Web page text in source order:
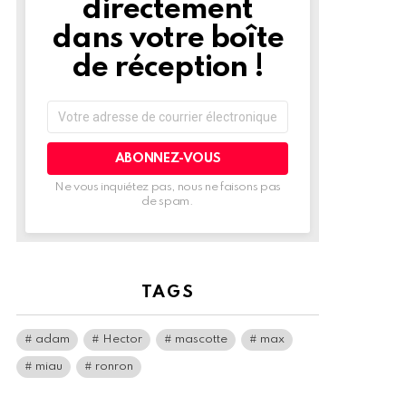
directement
dans votre boîte
de réception !
de
courrier
électronique:
Ne vous inquiétez pas, nous ne faisons pas
de spam.
TAGS
adam Hector mascotte max
miau ronron